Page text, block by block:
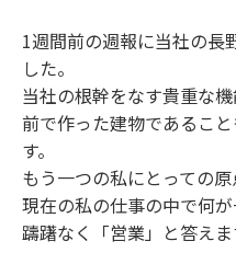
1週間前の週報に当社の長
した。
当社の根幹をなす貴重な
前で作った建物であるこ
す。
もう一つの私にとっての原
現在の私の仕事の中で何
躊躇なく「営業」と答えま